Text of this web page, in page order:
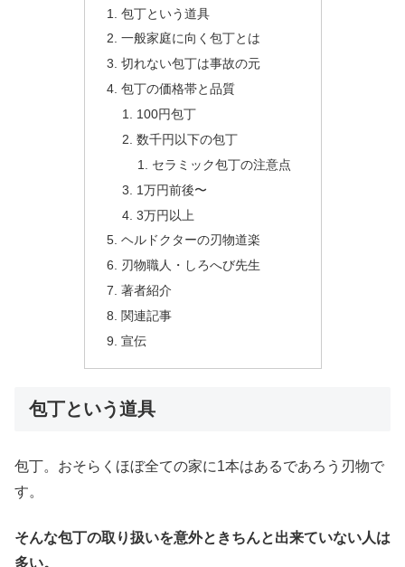
包丁という道具
一般家庭に向く包丁とは
切れない包丁は事故の元
包丁の価格帯と品質
100円包丁
数千円以下の包丁
セラミック包丁の注意点
1万円前後〜
3万円以上
ヘルドクターの刃物道楽
刃物職人・しろへび先生
著者紹介
関連記事
宣伝
包丁という道具
包丁。おそらくほぼ全ての家に1本はあるであろう刃物で
す。
そんな包丁の取り扱いを意外ときちんと出来ていない人は
多い。